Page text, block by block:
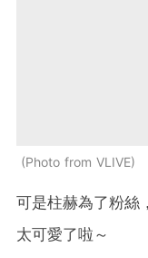
Photo from VLIVE
可是柱赫為了粉絲
太可愛了啦～